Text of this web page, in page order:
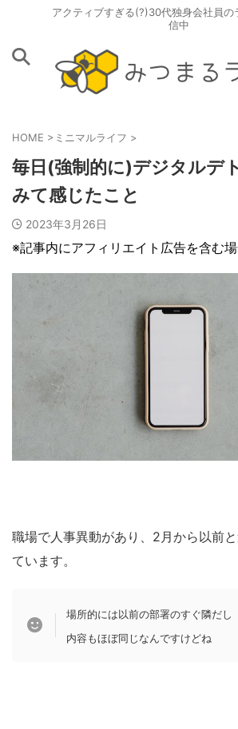
アクティブすぎる(?)30代独身会社員の
信中
HOME > ミニマルライフ >
毎日(強制的に)デジタルデ
みて感じたこと
2023年3月26日
※記事内にアフィリエイト広告を含む場
職場で人事異動があり、2月から以前
ています。
場所的には以前の部署のすぐ隣だし
内容もほぼ同じ なんですけどね